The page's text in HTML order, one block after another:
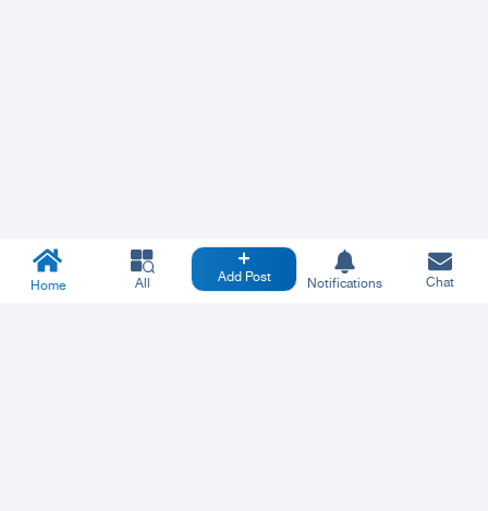
Home All Add Post Notifications Chat